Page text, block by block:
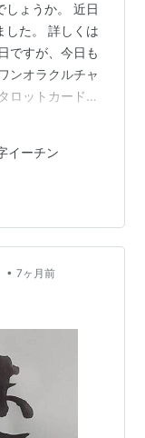
しょうか。 近日
した。 詳しくは
ですが、今日も
ンオラクルチャ
ロットカードの
タロットカード
」で毎朝占って
ドです。 本日は
ージワード：一
初の陽が戻って
イーチン
• 7ヶ月前